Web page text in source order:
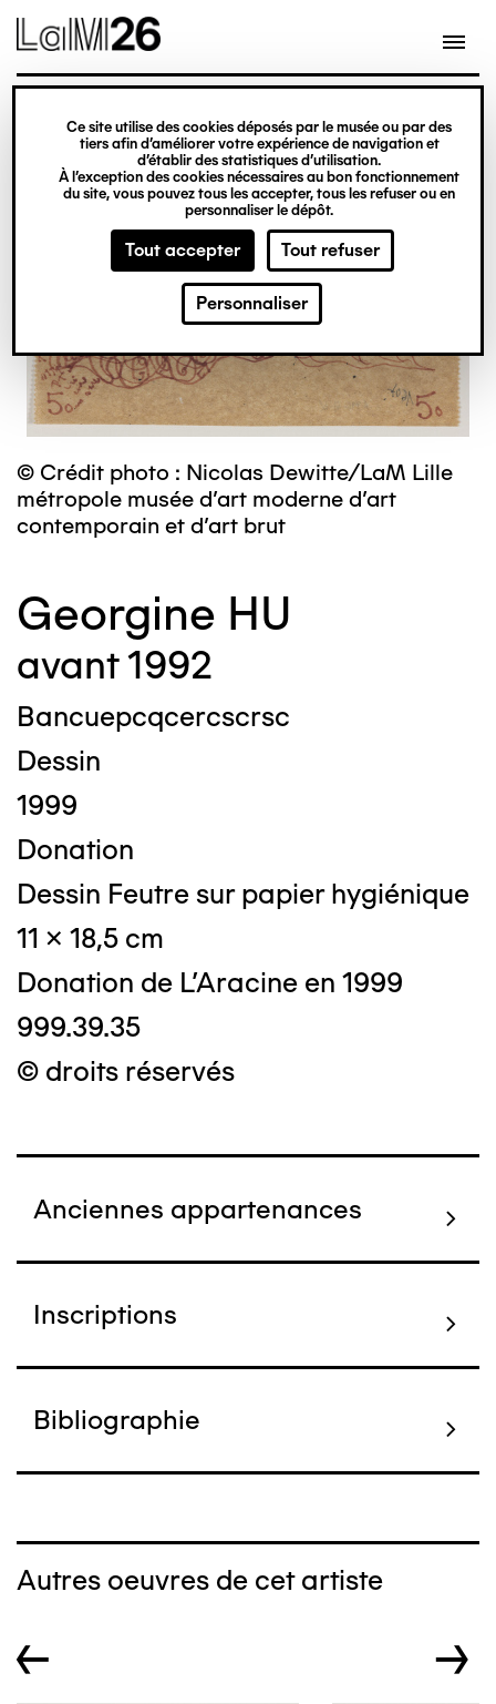
Gestion des cookies
Ce site utilise des cookies déposés par le musée ou par des
tiers afin d’améliorer votre expérience de navigation et
d’établir des statistiques d’utilisation.
À l’exception des cookies nécessaires au bon fonctionnement
du site, vous pouvez tous les accepter, tous les refuser ou en
personnaliser le dépôt.
Tout accepter Tout refuser
Personnaliser
contenu
© Crédit photo : Nicolas Dewitte/LaM Lille
métropole musée d’art moderne d’art
contemporain et d’art brut
Georgine HU
avant 1992
Bancuepcqcercscrsc
Dessin
1999
Donation
Dessin Feutre sur papier hygiénique
11 x 18,5 cm
Donation de L'Aracine en 1999
999.39.35
© droits réservés
Anciennes appartenances
Inscriptions
Bibliographie
Autres oeuvres de cet artiste
← →